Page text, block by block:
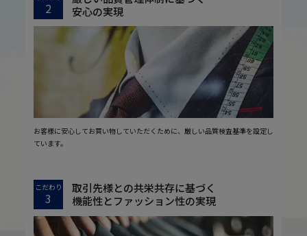
2
安心の実現
お客様に安心してお買い物していただくために、厳しい品質検査基準を設定し
ています。
こだわり
3
取引先様との共栄共存に基づく
機能性とファッション性の実現